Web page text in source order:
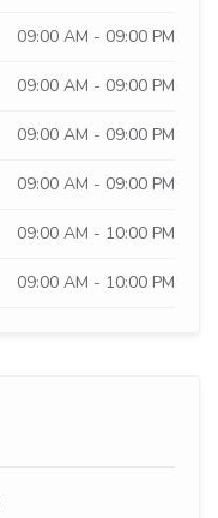
09:00 AM - 09:00 PM
09:00 AM - 09:00 PM
09:00 AM - 09:00 PM
09:00 AM - 09:00 PM
09:00 AM - 10:00 PM
09:00 AM - 10:00 PM